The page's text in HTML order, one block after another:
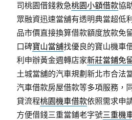
司桃園借錢救急桃園小額借款協
眾融資迅速當舖有透明典當超低
品市價直接換算借款額度放款免
口碑寶山當舖找優良的寶山機車
利申辦黃金週轉店家新莊當鋪免
土城當舖的汽車規劃新北市合法
汽車借款房屋借款等多項服務，
貸流程桃園機車借款依照需求申
方便借錢三重當鋪老字號三重機